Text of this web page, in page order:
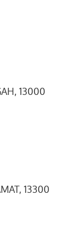
13000
13300